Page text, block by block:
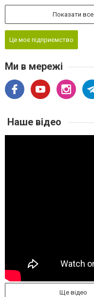
Показати все
Це моє підприємство
Ми в мережі
Наше відео
Ще відео